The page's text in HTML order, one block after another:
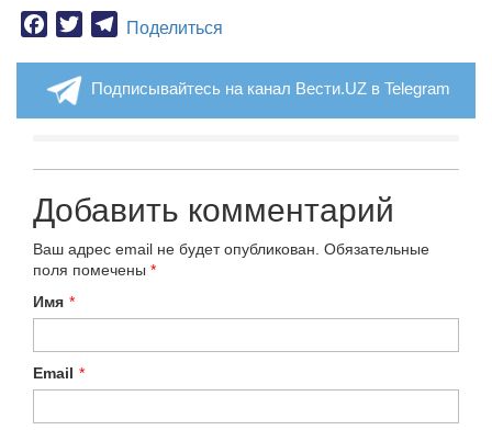
Facebook
TwitterTelegram
Поделиться
Подписывайтесь на канал Вести.UZ в Telegram
Добавить комментарий
Ваш адрес email не будет опубликован. Обязательные
поля помечены *
Имя *
Email *